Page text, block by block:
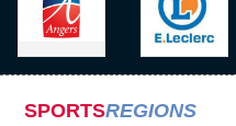
SPORTSREGIONS